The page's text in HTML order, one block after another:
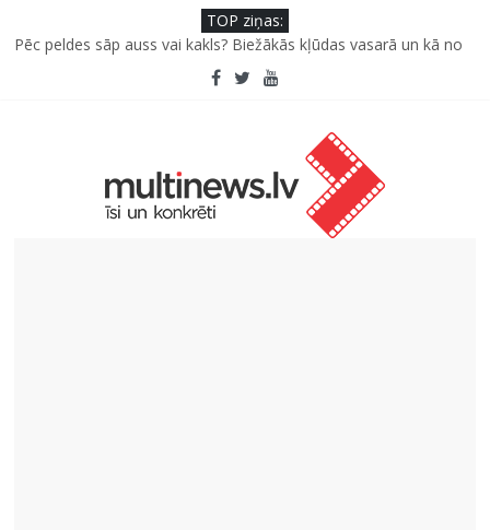
TOP ziņas:
Pēc peldes sāp auss vai kakls? Biežākās kļūdas vasarā un kā no
Kā neuzkāpt uz tiem pašiem grābekļiem: 5 iespējamās kļūdas
Šefpavārs iesaka, kā gudri un izdevīgi izmantot kabačus no
5 svarīgi soļi, lai bērns skolā atgrieztos vesels un gatavs